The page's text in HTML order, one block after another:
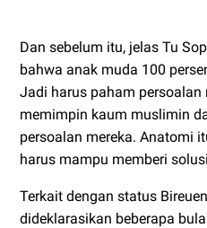
Dan sebelum itu, jelas Tu
bahwa anak muda 100
Jadi harus paham persoalan
memimpin kaum muslimin
persoalan mereka. Anatomi
harus mampu memberi
Terkait dengan status
dideklarasikan beberapa